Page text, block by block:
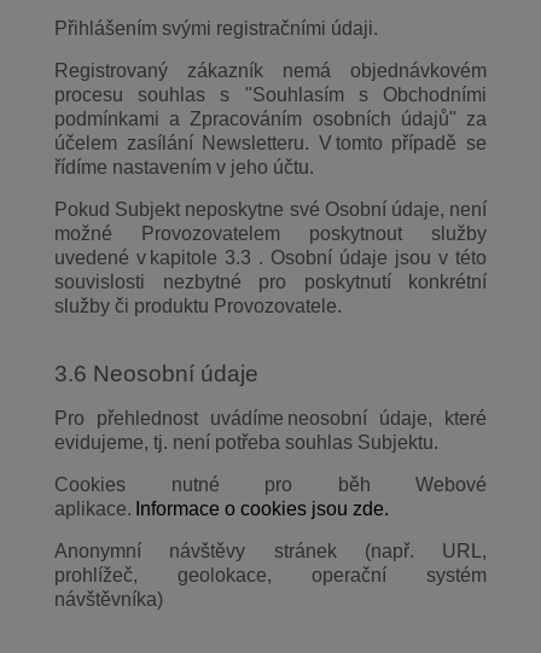
Přihlášením svými registračními údaji.
Registrovaný zákazník nemá objednávkovém
procesu souhlas s "Souhlasím s Obchodními
podmínkami a Zpracováním osobních údajů" za
účelem zasílání Newsletteru. V tomto případě se
řídíme nastavením v jeho účtu.
Pokud Subjekt neposkytne své Osobní údaje, není
možné Provozovatelem poskytnout služby
uvedené v kapitole 3.3 . Osobní údaje jsou v této
souvislosti nezbytné pro poskytnutí konkrétní
služby či produktu Provozovatele.
3.6 Neosobní údaje
Pro přehlednost uvádíme neosobní údaje, které
evidujeme, tj. není potřeba souhlas Subjektu.
Cookies nutné pro běh Webové
aplikace. Informace o cookies jsou zde.
Anonymní návštěvy stránek (např. URL,
prohlížeč, geolokace, operační systém
návštěvníka)